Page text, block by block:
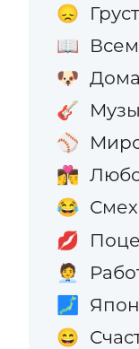
😞
📖
🐶
🎸
⚾
👩‍❤️‍💋‍👨
😂 Смех
💋
🧑‍💼
🗾
😄